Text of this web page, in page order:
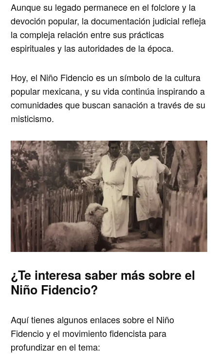
Aunque su legado permanece en el folclore y la
devoción popular, la documentación judicial refleja
la compleja relación entre sus prácticas
espirituales y las autoridades de la época.
Hoy, el Niño Fidencio es unsímbolo de la cultura
popular mexicana, y su vida continúa inspirando a
comunidades que buscan sanación a través de su
misticismo.
¿Te interesa saber más sobre el
Niño Fidencio?
Aquí tienes algunos enlaces sobre el Niño
Fidencio y el movimiento fidencista para
profundizar en el tema: